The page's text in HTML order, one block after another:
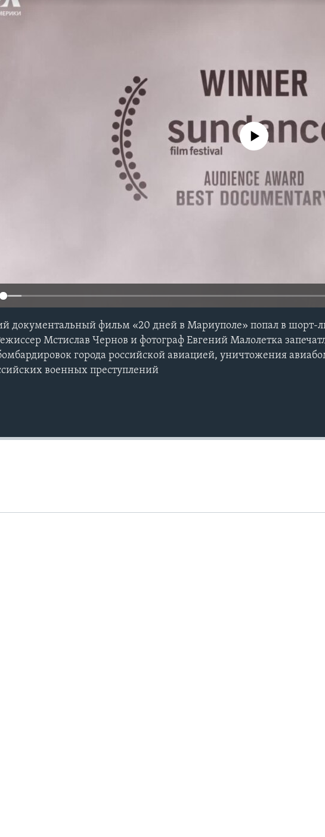
No media source currently
документальный фильм «20 дней в Мариуполе» попал в шорт-
Мстислав Чернов и фотограф Евгений Малолетка
города российской авиацией, уничтожения
военных преступлений